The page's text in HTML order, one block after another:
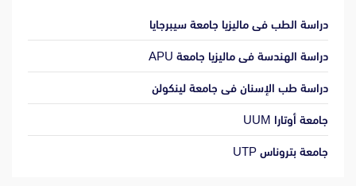
دراسة الطب فى ماليزيا جامعة سيبرجايا
دراسة الهندسة فى ماليزيا جامعة APU
دراسة طب الإسنان فى جامعة لينكولن
جامعة أوتارا UUM
جامعة بتروناس UTP